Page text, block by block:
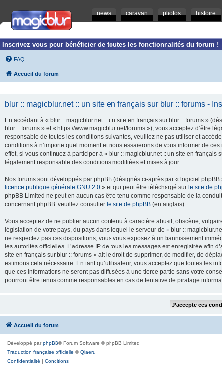
news caravan photos histoire
Inscrivez vous pour bénéficier de toutes les fonctionnalités du forum !
FAQ
Accueil du forum
blur :: magicblur.net :: un site en français sur blur :: forums -
En accédant à « blur :: magicblur.net :: un site en français sur blur :: forums »
blur :: forums » et « https://www.magicblur.net/forums »), vous acceptez d’être
responsable de toutes les conditions suivantes, veuillez ne pas utiliser et
conditions à n’importe quel moment et nous essaierons de vous informer de
effet, si vous continuez à participer à « blur :: magicblur.net :: un site en
légalement responsable des conditions modifiées et mises à jour.
Nos forums sont développés par phpBB (désignés ci-après par « logiciel
licence publique générale GNU 2.0 » et qui peut être téléchargé sur le site de
phpBB Limited ne peut en aucun cas être tenu comme responsable de la
concernant phpBB, veuillez consulter le site de phpBB (en anglais).
Vous acceptez de ne publier aucun contenu à caractère abusif, obscène,
législation de votre pays, du pays dans lequel le serveur de « blur ::
ne respectez pas ces dispositions, vous vous exposez à un bannissement
les autorités officielles. L’adresse IP de tous les messages est enregistrée afin
site en français sur blur :: forums » ait le droit de supprimer, de modifier, de
estimons cela nécessaire. En tant qu’utilisateur, vous acceptez que toutes les
que ces informations ne seront pas diffusées à une tierce partie sans votre
pourront être tenus comme responsables en cas de tentative de piratage
Accueil du forum
Développé parphpBB® Forum Software © phpBB Limited
Traduction française officielle ©Qiaeru
Confidentialité | Conditions